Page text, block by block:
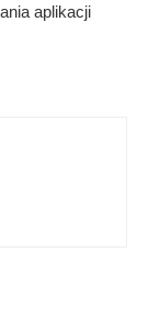
aplikacji